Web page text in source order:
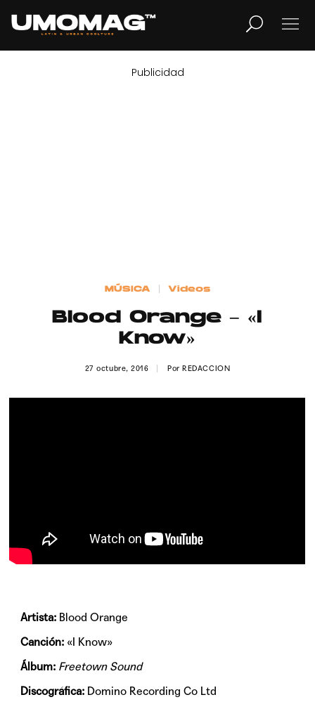
LIFESTYLE
Publicidad
MÚSICA Videos
Blood Orange – «I
Know»
27 octubre, 2016 PorREDACCION
Artista: Blood Orange
Canción: «I Know»
Álbum: Freetown Sound
Discográfica: Domino Recording Co Ltd